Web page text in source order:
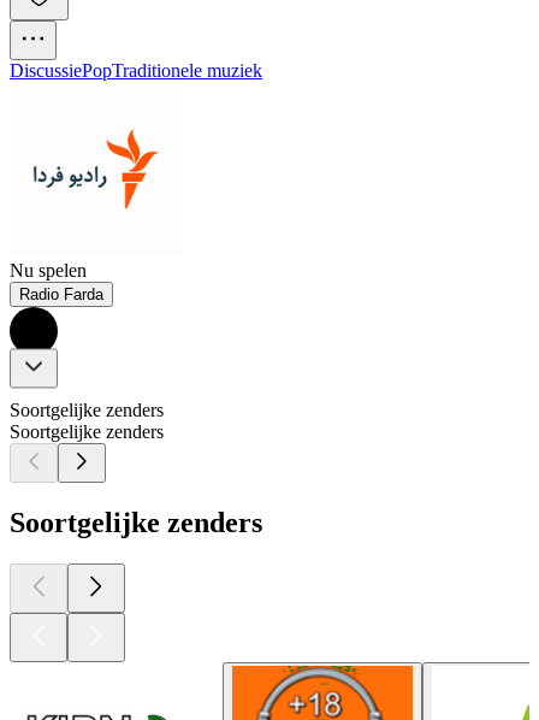
DiscussiePopTraditionele muziek
Nu spelen
Radio Farda
Soortgelijke zenders
Soortgelijke zenders
Soortgelijke zenders